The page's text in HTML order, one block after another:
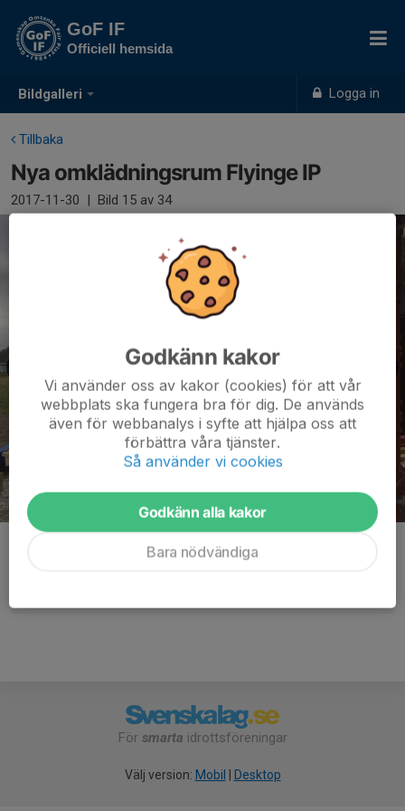
Bildgalleri Logga in
GoF IF
Officiell hemsida
Tillbaka
Nya omklädningsrum Flyinge IP
2017-11-30 | Bild 15 av 34
För smarta idrottsföreningar
Välj version: Mobil Desktop
Godkänn kakor
Vi använder oss av kakor (cookies) för att vår
webbplats ska fungera bra för dig. De används
även för webbanalys i syfte att hjälpa oss att
förbättra våra tjänster.
Så använder vi cookies
Godkänn alla kakor
Bara nödvändiga